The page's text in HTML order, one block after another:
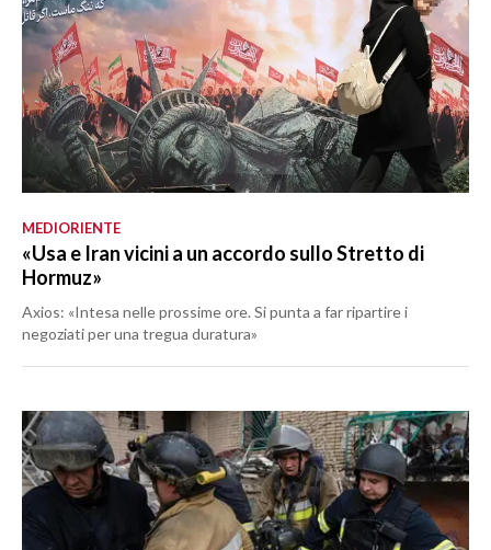
MEDIORIENTE
«Usa e Iran vicini a un accordo sullo Stretto di
Hormuz»
Axios: «Intesa nelle prossime ore. Si punta a far ripartire i
negoziati per una tregua duratura»